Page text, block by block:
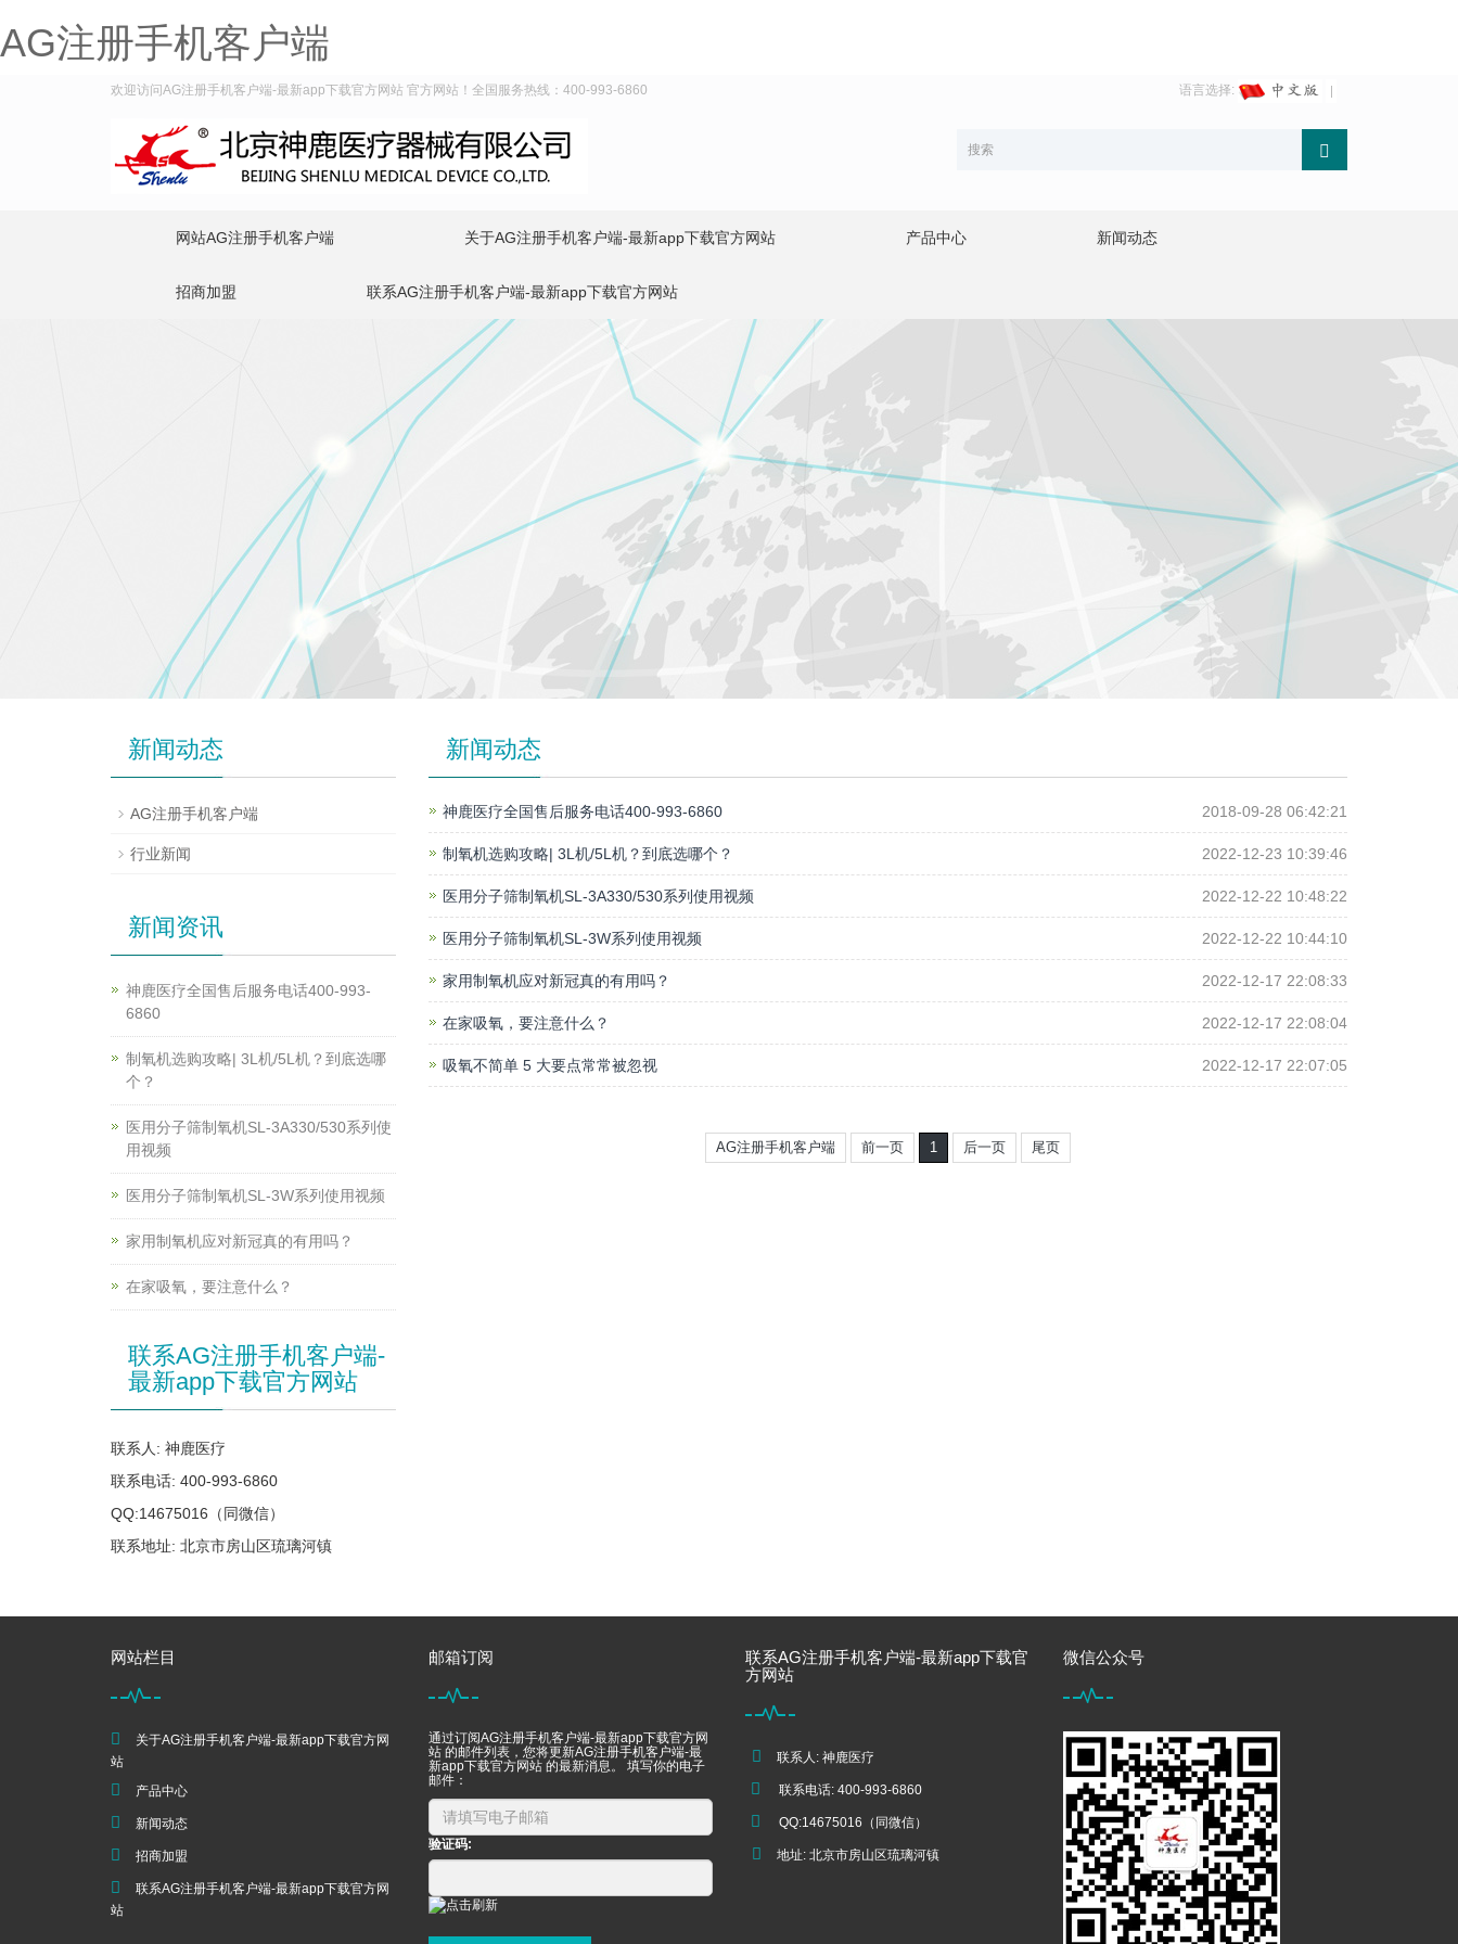
AG注册手机客户端
欢迎访问AG注册手机客户端-最新app下载官方网站 官方网站！全国服务热线：400-993-6860 语言选择:
网站AG注册手机客户端 关于AG注册手机客户端-最新app下载官方网站 产品中心 新闻动态
招商加盟 联系AG注册手机客户端-最新app下载官方网站
新闻动态
神鹿医疗全国售后服务电话400-993-6860 2018-09-28 06:42:21
制氧机选购攻略| 3L机/5L机？到底选哪个？ 2022-12-23 10:39:46
医用分子筛制氧机SL-3A330/530系列使用视频 2022-12-22 10:48:22
医用分子筛制氧机SL-3W系列使用视频 2022-12-22 10:44:10
家用制氧机应对新冠真的有用吗？ 2022-12-17 22:08:33
在家吸氧，要注意什么？ 2022-12-17 22:08:04
吸氧不简单 5 大要点常常被忽视 2022-12-17 22:07:05
AG注册手机客户端 前一页 1 后一页 尾页
新闻动态
AG注册手机客户端
行业新闻
新闻资讯
神鹿医疗全国售后服务电话400-993-
6860
制氧机选购攻略| 3L机/5L机？到底选哪
个？
医用分子筛制氧机SL-3A330/530系列使
用视频
医用分子筛制氧机SL-3W系列使用视频
家用制氧机应对新冠真的有用吗？
在家吸氧，要注意什么？
联系AG注册手机客户端-
最新app下载官方网站
联系人: 神鹿医疗
联系电话: 400-993-6860
QQ:14675016（同微信）
联系地址: 北京市房山区琉璃河镇
网站栏目
关于AG注册手机客户端-最新app下载官方网
站
产品中心
新闻动态
招商加盟
联系AG注册手机客户端-最新app下载官方网
站
邮箱订阅
通过订阅AG注册手机客户端-最新app下载官方网
站 的邮件列表，您将更新AG注册手机客户端-最
新app下载官方网站 的最新消息。 填写你的电子
邮件：
验证码:
联系AG注册手机客户端-最新app下载官
方网站
联系人: 神鹿医疗
联系电话: 400-993-6860
QQ:14675016（同微信）
地址: 北京市房山区琉璃河镇
微信公众号